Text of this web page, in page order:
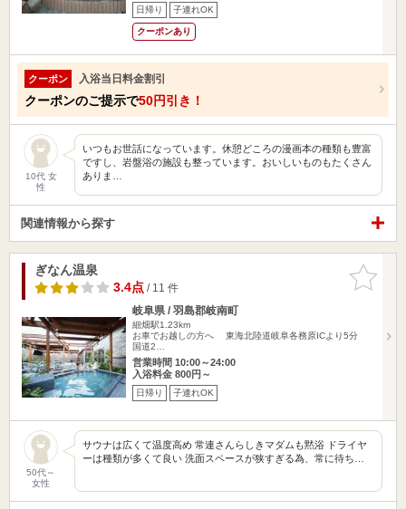
日帰り 子連れOK
クーポンあり
クーポン 入浴当日料金割引
クーポンのご提示で50円引き！
10代 女
性
いつもお世話になっています。休憩どころの漫画本の種類も豊富
ですし、岩盤浴の施設も整っています。おいしいものもたくさん
ありま…
関連情報から探す
お気に入
りに追加
ぎなん温泉
3.4点/ 11 件
岐阜県 / 羽島郡岐南町
細畑駅1.23km
お車でお越しの方へ 東海北陸道岐阜各務原ICより5分
国道2…
営業時間 10:00～24:00
入浴料金 800円～
日帰り 子連れOK
50代～
女性
サウナは広くて温度高め 常連さんらしきマダムも黙浴 ドライヤ
ーは種類が多くて良い 洗面スペースが狭すぎる為、常に待ち…